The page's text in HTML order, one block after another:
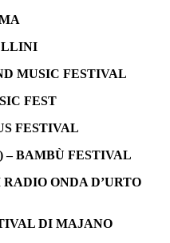
MUSIC FESTIVAL
FEST
FESTIVAL
– BAMBÙ FESTIVAL
RADIO ONDA D’URTO
DI MAJANO